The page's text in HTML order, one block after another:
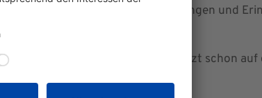
Sie teilen mit uns Einschätzungen und
Zukunft und freuen Sie sich jetzt schon auf